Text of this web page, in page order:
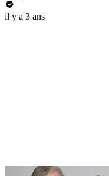
il y a 3 ans